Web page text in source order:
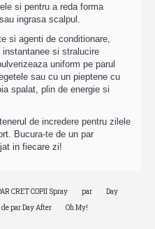
si pentru a reda forma
ingrasa scalpul.
si agenti de conditionare,
si stralucire
uniform pe parul
sau cu un pieptene cu
spalat, plin de energie si
de incredere pentru zilele
Bucura-te de un par
in fiecare zi!
CRET COPII Spray par Day
de par Day After Oh My!